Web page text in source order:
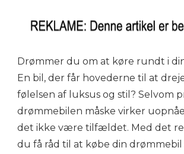
Drømmer du om at køre rundt i
En bil, der får hovederne til at
følelsen af luksus og stil? Selvom
drømmebilen måske virker
det ikke være tilfældet. Med det
du få råd til at købe din